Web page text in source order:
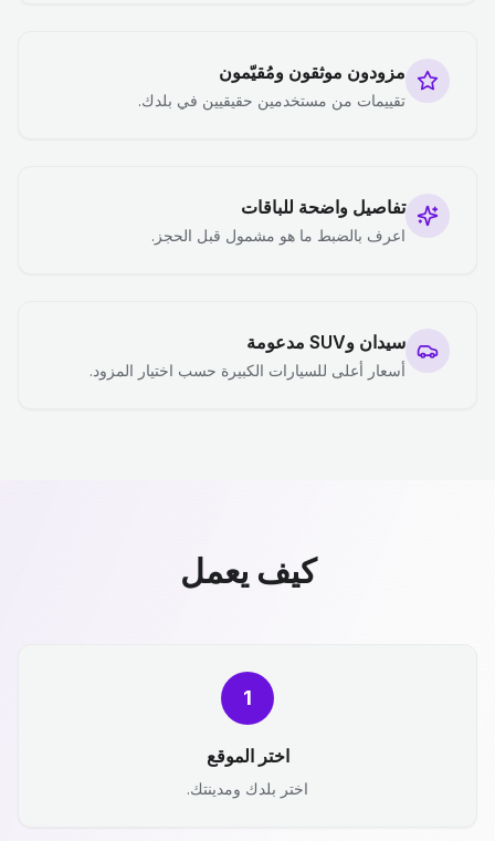
مزودون موثقون ومُقيّمون
تقييمات من مستخدمين حقيقيين في بلدك.
تفاصيل واضحة للباقات
اعرف بالضبط ما هو مشمول قبل الحجز.
سيدان وSUV مدعومة
أسعار أعلى للسيارات الكبيرة حسب اختيار المزود.
كيف يعمل
1
اختر الموقع
اختر بلدك ومدينتك.